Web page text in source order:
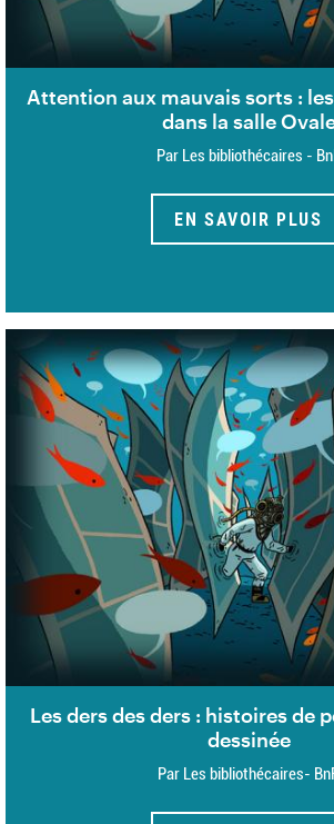
Attention aux mauvais sorts :
dans la salle
Par Les bibliothécaires -
EN SAVOIR PLUS
Les ders des ders : histoires de
dessinée
Par Les bibliothécaires-